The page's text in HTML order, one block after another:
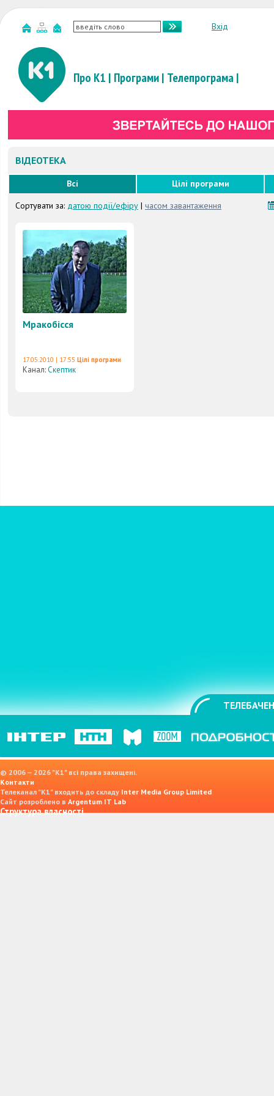
Вхід
Про К1 | Програми| Телепрограма|
ВІДЕОТЕКА
Всі
Цілі програми
Сортувати за: датою події/ефіру | часом завантаження
Мракобісся
17.05.2010 | 17:55 Цілі програми
Канал:Скептик
© 2006 — 2026 "K1" всі права захищені.
Контакти
Телеканал "К1" входить до складу Inter Media Group Limited
Сайт розроблено в Argentum IT Lab
Структура власності